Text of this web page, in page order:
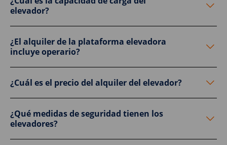
elevador?
¿El alquiler de la plataforma elevadora
incluye operario?
¿Cuál es el precio del alquiler del elevador?
¿Qué medidas de seguridad tienen los
elevadores?